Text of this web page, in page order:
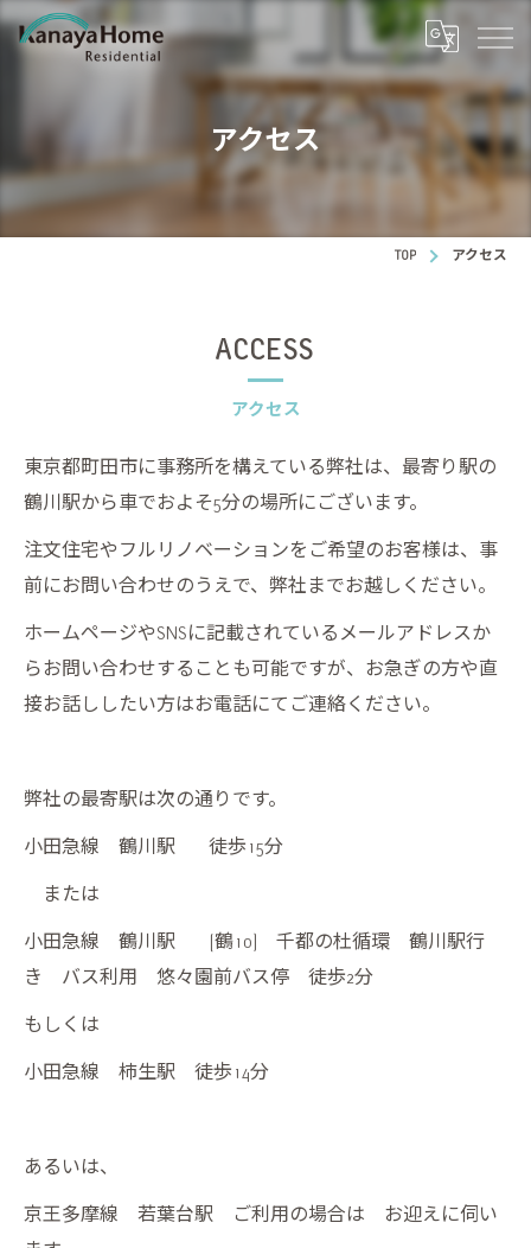
アクセス
TOP アクセス
アクセス
ACCESS
東京都町田市に事務所を構えている弊社は、最寄り駅の
鶴川駅から車でおよそ5分の場所にございます。
注文住宅やフルリノベーションをご希望のお客様は、事
前にお問い合わせのうえで、弊社までお越しください。
ホームページやSNSに記載されているメールアドレスか
らお問い合わせすることも可能ですが、お急ぎの方や直
接お話ししたい方はお電話にてご連絡ください。
弊社の最寄駅は次の通りです。
小田急線 鶴川駅 徒歩15分
または
小田急線 鶴川駅 (鶴10) 千都の杜循環 鶴川駅行
き バス利用 悠々園前バス停 徒歩2分
もしくは
小田急線 柿生駅 徒歩14分
あるいは、
京王多摩線 若葉台駅 ご利用の場合は お迎えに伺い